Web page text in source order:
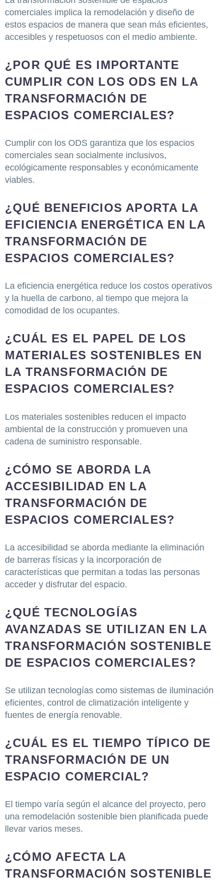
comerciales implica la remodelación y diseño de
estos espacios de manera que sean más eficientes,
accesibles y respetuosos con el medio ambiente.
¿POR QUÉ ES IMPORTANTE
CUMPLIR CON LOS ODS EN LA
TRANSFORMACIÓN DE
ESPACIOS COMERCIALES?
Cumplir con los ODS garantiza que los espacios
comerciales sean socialmente inclusivos,
ecológicamente responsables y económicamente
viables.
¿QUÉ BENEFICIOS APORTA LA
EFICIENCIA ENERGÉTICA EN LA
TRANSFORMACIÓN DE
ESPACIOS COMERCIALES?
La eficiencia energética reduce los costos operativos
y la huella de carbono, al tiempo que mejora la
comodidad de los ocupantes.
¿CUÁL ES EL PAPEL DE LOS
MATERIALES SOSTENIBLES EN
LA TRANSFORMACIÓN DE
ESPACIOS COMERCIALES?
Los materiales sostenibles reducen el impacto
ambiental de la construcción y promueven una
cadena de suministro responsable.
¿CÓMO SE ABORDA LA
ACCESIBILIDAD EN LA
TRANSFORMACIÓN DE
ESPACIOS COMERCIALES?
La accesibilidad se aborda mediante la eliminación
de barreras físicas y la incorporación de
características que permitan a todas las personas
acceder y disfrutar del espacio.
¿QUÉ TECNOLOGÍAS
AVANZADAS SE UTILIZAN EN LA
TRANSFORMACIÓN SOSTENIBLE
DE ESPACIOS COMERCIALES?
Se utilizan tecnologías como sistemas de iluminación
eficientes, control de climatización inteligente y
fuentes de energía renovable.
¿CUÁL ES EL TIEMPO TÍPICO DE
TRANSFORMACIÓN DE UN
ESPACIO COMERCIAL?
El tiempo varía según el alcance del proyecto, pero
una remodelación sostenible bien planificada puede
llevar varios meses.
¿CÓMO AFECTA LA
TRANSFORMACIÓN SOSTENIBLE